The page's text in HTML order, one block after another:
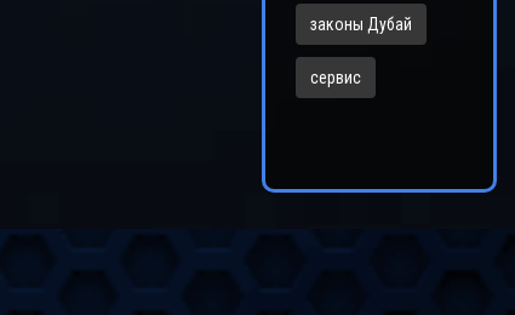
законы Дубай
сервис